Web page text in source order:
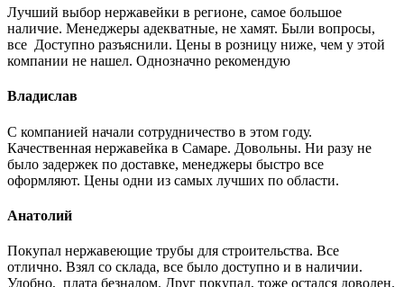
Лучший выбор нержавейки в регионе, самое большое
наличие. Менеджеры адекватные, не хамят. Были вопросы,
все Доступно разъяснили. Цены в розницу ниже, чем у этой
компании не нашел. Однозначно рекомендую
Владислав
С компанией начали сотрудничество в этом году.
Качественная нержавейка в Самаре. Довольны. Ни разу не
было задержек по доставке, менеджеры быстро все
оформляют. Цены одни из самых лучших по области.
Анатолий
Покупал нержавеющие трубы для строительства. Все
отлично. Взял со склада, все было доступно и в наличии.
Удобно, плата безналом. Друг покупал, тоже остался доволен.